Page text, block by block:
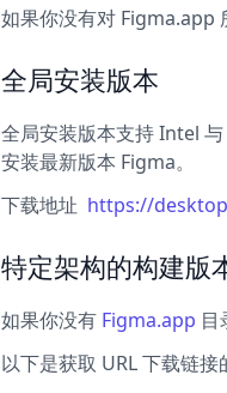
如果你没有对 Figma.app
全局安装版本
全局安装版本支持 Intel
安装最新版本 Figma。
下载地址 https://
特定架构的构建版
如果你没有 Figma.app 目
以下是获取 URL 下载链接